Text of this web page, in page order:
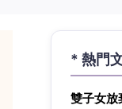
* 熱門
雙子女放